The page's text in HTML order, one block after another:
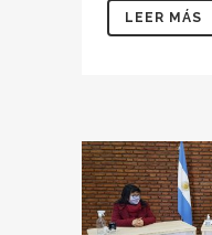
LEER MÁS